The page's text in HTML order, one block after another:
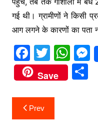
गई थी। ग्रामीणों ने किसी
आग लगने के कारणों का पता
F
a
c
e
b
T
w
itt
er
W
h
at
Save
S
Post
navigation
Prev